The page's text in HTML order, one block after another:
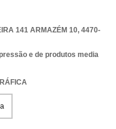
141 ARMAZÉM 10, 4470-
e de produtos media